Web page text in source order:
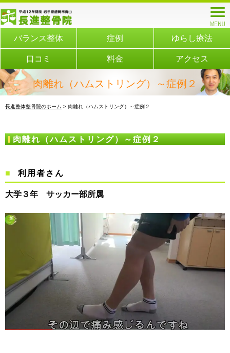
バランス整体 症例 ゆらし療法
口コミ 料金 アクセス
肉離れ（ハムストリング）～症例２
長進整体整骨院のホーム > 肉離れ（ハムストリング）～症例２
肉離れ（ハムストリング）～症例２
利用者さん
大学３年 サッカー部所属